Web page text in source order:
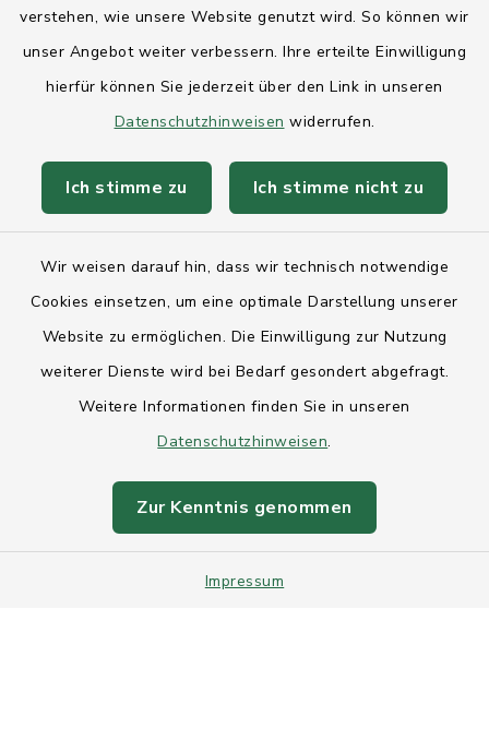
verstehen, wie unsere Website genutzt wird. So können wir
unser Angebot weiter verbessern. Ihre erteilte Einwilligung
hierfür können Sie jederzeit über den Link in unseren
Datenschutzhinweisen widerrufen.
Ich stimme zu Ich stimme nicht zu
Wir weisen darauf hin, dass wir technisch notwendige
Cookies einsetzen, um eine optimale Darstellung unserer
Website zu ermöglichen. Die Einwilligung zur Nutzung
weiterer Dienste wird bei Bedarf gesondert abgefragt.
Weitere Informationen finden Sie in unseren
Datenschutzhinweisen.
Zur Kenntnis genommen
Impressum
AktivRegion Mittelholstein
Anfahrt
Datenschutz
Sitemap
Intranet